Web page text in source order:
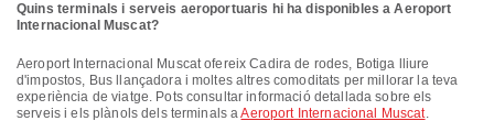
Quins terminals i serveis aeroportuaris hi ha disponibles a Aeroport
Internacional Muscat?
Aeroport Internacional Muscat ofereix Cadira de rodes, Botiga lliure
d'impostos, Bus llançadora i moltes altres comoditats per millorar la teva
experiència de viatge. Pots consultar informació detallada sobre els
serveis i els plànols dels terminals aAeroport Internacional Muscat.